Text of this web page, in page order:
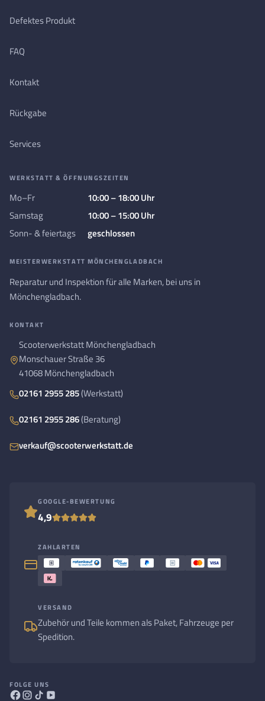
Defektes Produkt
FAQ
Kontakt
Rückgabe
Services
WERKSTATT & ÖFFNUNGSZEITEN
Mo–Fr
10:00 – 18:00 Uhr
Samstag
10:00 – 15:00 Uhr
Sonn- & feiertags
geschlossen
MEISTERWERKSTATT MÖNCHENGLADBACH
Reparatur und Inspektion für alle Marken, bei uns in
Mönchengladbach.
KONTAKT
Scooterwerkstatt Mönchengladbach
Monschauer Straße 36
41068 Mönchengladbach
02161 2955 285(Werkstatt)
02161 2955 286(Beratung)
verkauf@scooterwerkstatt.de
GOOGLE-BEWERTUNG
4,9
ZAHLARTEN
VERSAND
Zubehör und Teile kommen als Paket, Fahrzeuge per
Spedition.
FOLGE UNS